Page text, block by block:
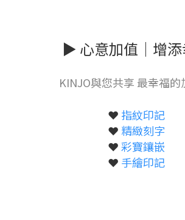
▶ 心意加值｜增
KINJO與您共享 最幸福的
❤️ 指紋印記
❤️ 精緻刻字
❤️彩寶鑲嵌
❤️ 手繪印記